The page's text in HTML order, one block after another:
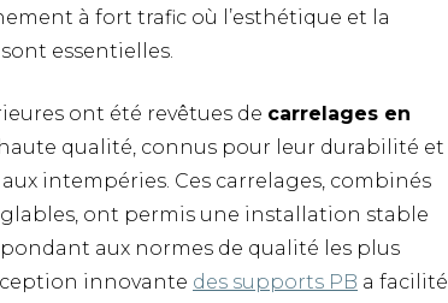
à fort trafic où l’esthétique et la
essentielles.
ont été revêtues de carrelages en
qualité, connus pour leur durabilité et
intempéries. Ces carrelages, combinés
ont permis une installation stable
aux normes de qualité les plus
innovante des supports PB a facilité